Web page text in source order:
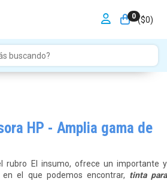
0 ($0)
HP - Amplia gama de
rubro El insumo, ofrece un importante y
el que podemos encontrar, tinta para